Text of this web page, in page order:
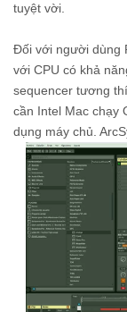
tuyệt vời.
Đối với người dùng
với CPU có khả
sequencer tương
cần Intel Mac chạy
dụng máy chủ.